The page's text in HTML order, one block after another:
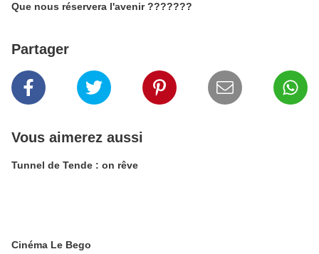
Que nous réservera l'avenir ???????
Partager
Vous aimerez aussi
Tunnel de Tende : on rêve
Cinéma Le Bego